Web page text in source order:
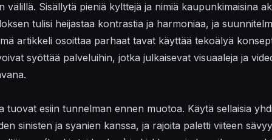
välillä. Sisällytä pieniä kylttejä ja nimiä kaupunkimaisina
tulisi heijastaa kontrastia ja harmoniaa, ja
artikkeli osoittaa parhaat tavat käyttää tekoälyä
syöttää palveluihin, jotka julkaisevat visuaaleja ja
tuovat esiin tunnelman ennen muotoa. Käytä sellaisia
sinisten ja syanien kanssa, ja rajoita paletti viiteen